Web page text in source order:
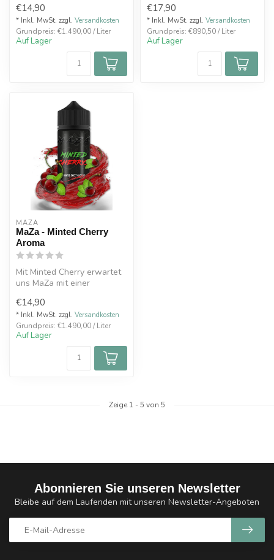
€14,90
* Inkl. MwSt. zzgl. Versandkosten
Grundpreis: €1.490,00 / Liter
Auf Lager
Himbe...
€17,90
* Inkl. MwSt. zzgl. Versandkosten
Grundpreis: €890,50 / Liter
Auf Lager
MAZA
MaZa - Minted Cherry
Aroma
Mit Minted Cherry erwartet
uns MaZa mit einer
voll...
€14,90
* Inkl. MwSt. zzgl. Versandkosten
Grundpreis: €1.490,00 / Liter
Auf Lager
Zeige 1 -5 von 5
Abonnieren Sie unseren Newsletter
Bleibe auf dem Laufenden mit unseren Newsletter-Angeboten